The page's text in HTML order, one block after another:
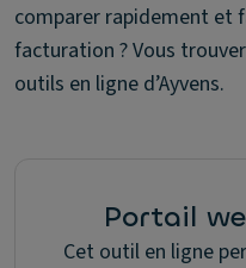
comparer rapidement et
facturation ? Vous
outils en ligne d’Ayvens.
Portail
Cet outil en ligne